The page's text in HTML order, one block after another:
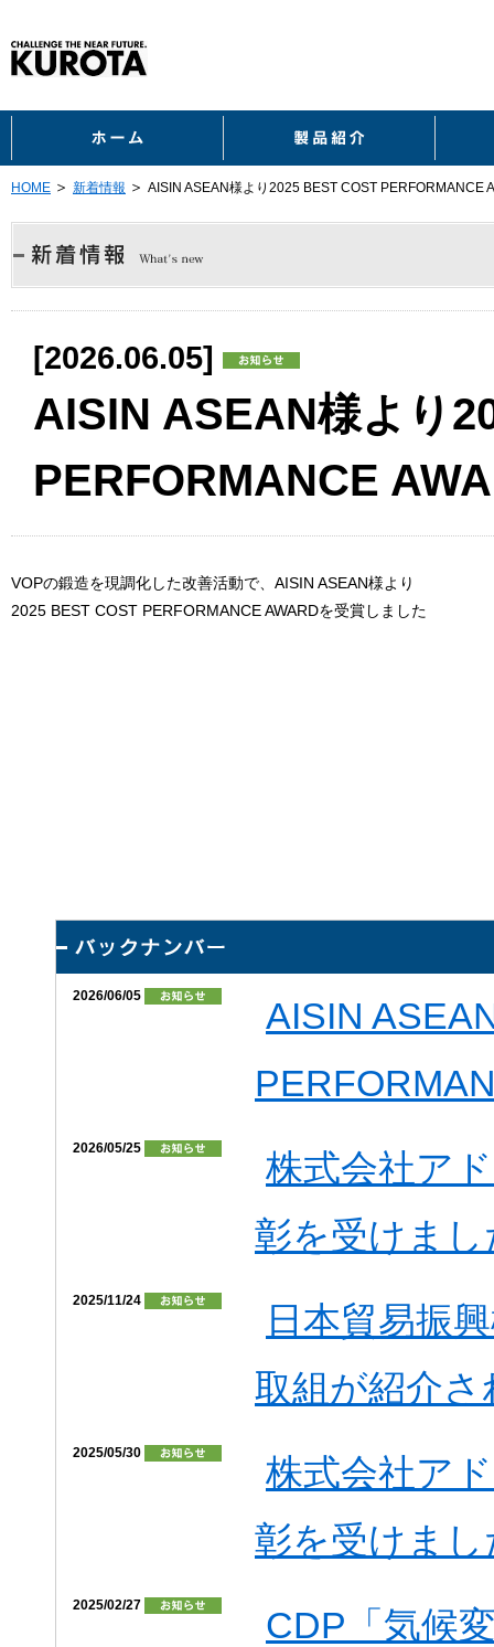
HOME 新着情報 AISIN ASEAN様より2025 BEST COST PERFORMANCE
[2026.06.05]
AISIN ASEAN様より
PERFORMANCE
VOPの鍛造を現調化した改善活動で、AISIN ASEAN様より
2025 BEST COST PERFORMANCE AWARDを受賞しました
2026/06/05
AISIN
2026/05/25
株式会社ア
彰を受けまし
2025/11/24
日本貿易振
取組が紹介
2025/05/30
株式会社ア
彰を受けまし
2025/02/27
CDP「気候